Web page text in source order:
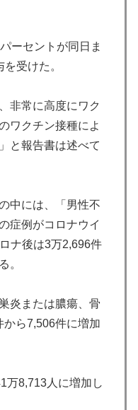
ーセントが同日ま
受けた。
非常に高度にワク
ワクチン接種によ
と報告書は述べて
中には、「男性不
症例がコロナウイ
ナ後は3万2,696件
。
炎または膿瘍、骨
ら7,506件に増加
万8,713人に増加し